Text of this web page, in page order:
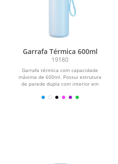
Garrafa Térmica 600ml
19180
Garrafa térmica com capacidade
máxima de 600ml. Possui estrutura
de parede dupla com interior em